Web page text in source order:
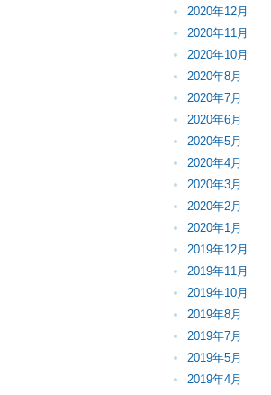
2020年12月
2020年11月
2020年10月
2020年8月
2020年7月
2020年6月
2020年5月
2020年4月
2020年3月
2020年2月
2020年1月
2019年12月
2019年11月
2019年10月
2019年8月
2019年7月
2019年5月
2019年4月